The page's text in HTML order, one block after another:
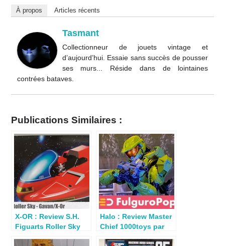
À propos Articles récents
Tasmant
Collectionneur de jouets vintage et
d’aujourd’hui. Essaie sans succès de pousser
ses murs... Réside dans de lointaines
contrées bataves.
Publications Similaires :
X-OR : Review S.H.
Figuarts Roller Sky
Halo : Review Master
Chief 1000toys par